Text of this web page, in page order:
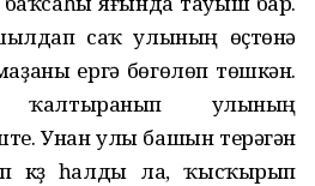
саҡ улының өҫтөнә
ергә бөгөлөп төшкән.
улының
Унан улы башын терәгән
күҙ һалды ла, ҡысҡырып